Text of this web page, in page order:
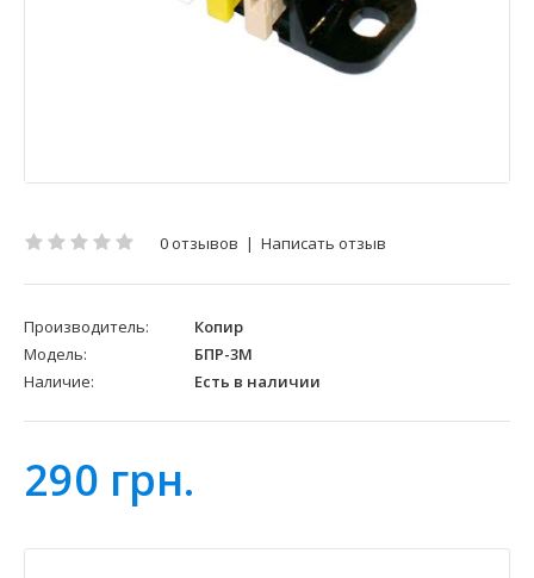
0 отзывов | Написать отзыв
Производитель:
Копир
Модель:
БПР-3М
Наличие:
Есть в наличии
290 грн.